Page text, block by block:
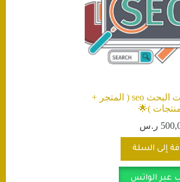
تحسين محركات البحث seo ( المتجر +
)🌟
ر.س
إلى السلة
عبر الواتس